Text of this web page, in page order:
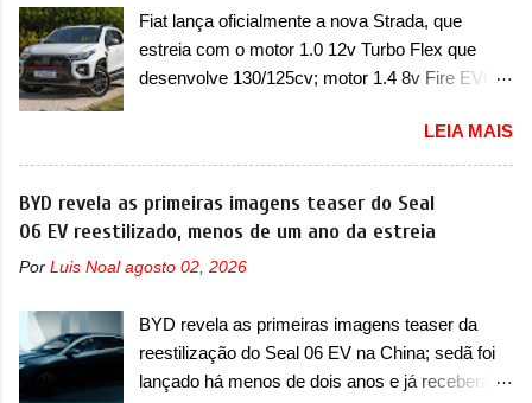
vendas em 1994 foram o Renault R19 que
vinha em 3 versões de carroceria, sendo duas
do hatch e o sedan, a famosa Kia Besta, o Vol...
dois problemas. O primeiro deles será uma
atualização do software do módulo de controle
da bateria (AHCP e HCP). Para alguns veículos
verificação e, se necessário, a substituição do
motor do ventilador HVAC (aquecimento,
ventilação e ar-condicionado). A marca também
confirmou que “foi identificada a possibilidade de
uma sobrecarga do microprocessador do
poderá causar a perda de força motriz,
requerendo a atualização do software do
modulo de...
Fiat lança oficialmente a nova Strada, que
estreia com o motor 1.0 12v Turbo Flex que
desenvolve 130/125cv; motor 1.4 8v Fire EVO
oficialmente a nova Strada, que aparece com
mudanças visuais e com uma nova opção de
motor. Depois da picape compacta receber o
câmbio automático CVT no ano passado, a Fiat
motor 1.0 12v Turbo Flex, conhecido como
Strada soube ser mutável com avanços
importantes que a concorrência nunca
conseguiu acompanhar e agora ela abre uma
LEIA MAIS
BYD revela as primeiras imagens teaser do Seal
06 EV reestilizado, menos de um ano da estreia
Por Luis Noal agosto 02, 2026
BYD revela as primeiras imagens teaser da
reestilização do Seal 06 EV na China; sedã foi
lançado há menos de dois anos e já receberá a